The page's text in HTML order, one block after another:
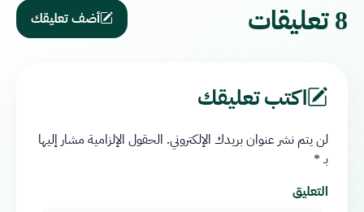
8 تعليقات أضف تعليقك
اكتب تعليقك
لن يتم نشر عنوان بريدك الإلكتروني. الحقول الإلزامية مشار إليها
بـ*
التعليق